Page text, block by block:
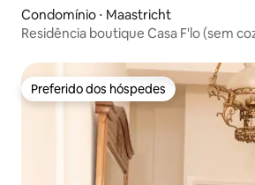
Condomínio ⋅ Maastricht
Residência boutique Casa F'lo (sem
Preferido dos hóspedes
Preferido dos hóspedes